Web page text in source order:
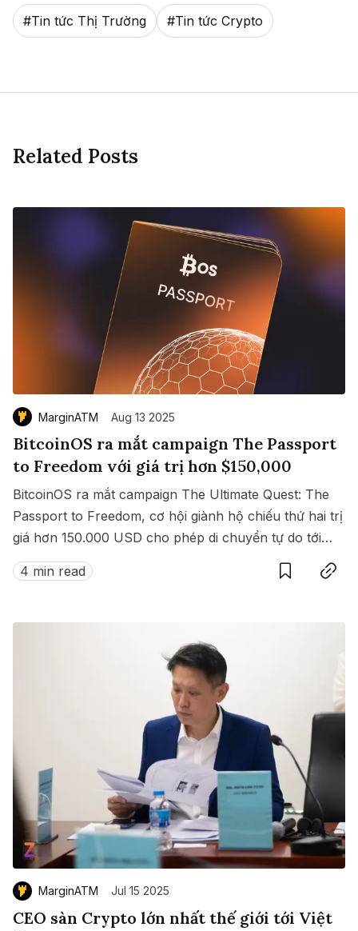
#Tin tức Thị Trường #Tin tức Crypto
Related Posts
MarginATM Aug 13 2025
BitcoinOS ra mắt campaign The Passport
to Freedom với giá trị hơn $150,000
BitcoinOS ra mắt campaign The Ultimate Quest: The
Passport to Freedom, cơ hội giành hộ chiếu thứ hai trị
giá hơn 150.000 USD cho phép di chuyển tự do tới
hàng loạt quốc gia không cần visa.
4 min read
SaveCopy link
MarginATM Jul 15 2025
CEO sàn Crypto lớn nhất thế giới tới Việt